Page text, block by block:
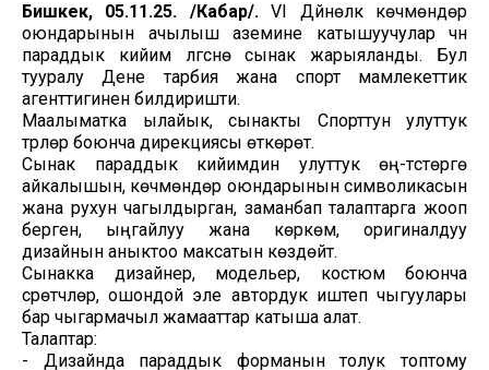
Бишкек, 05.11.25. /Кабар/.VI Дүйнөлүк көчмөндөр
оюндарынын ачылыш аземине катышуучулар үчүн
параддык кийим үлгүсүнө сынак жарыяланды. Бул
тууралу Дене тарбия жана спорт мамлекеттик
агенттигинен билдиришти.
Маалыматка ылайык, сынакты Спорттун улуттук
түрлөрү боюнча дирекциясы өткөрөт.
Сынак параддык кийимдин улуттук өң-түстөргө
айкалышын, көчмөндөр оюндарынын символикасын
жана рухун чагылдырган, заманбап талаптарга жооп
берген, ыңгайлуу жана көркөм, оригиналдуу
дизайнын аныктоо максатын көздөйт.
Сынакка дизайнер, модельер, костюм боюнча
сүрөтчүлөр, ошондой эле автордук иштеп чыгуулары
бар чыгармачыл жамааттар катыша алат.
Талаптар:
- Дизайнда параддык форманын толук топтому